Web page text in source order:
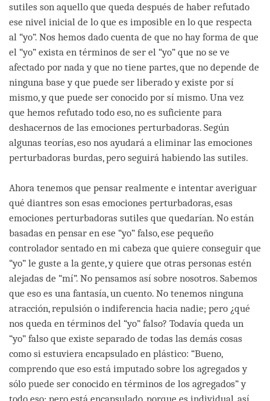
sutiles son aquello que queda después de haber refutado
ese nivel inicial de lo que es imposible en lo que respecta
al “yo”. Nos hemos dado cuenta de que no hay forma de que
el “yo” exista en términos de ser el “yo” que no se ve
afectado por nada y que no tiene partes, que no depende de
ninguna base y que puede ser liberado y existe por sí
mismo, y que puede ser conocido por sí mismo. Una vez
que hemos refutado todo eso, no es suficiente para
deshacernos de las emociones perturbadoras. Según
algunas teorías, eso nos ayudará a eliminar las emociones
perturbadoras burdas, pero seguirá habiendo las sutiles.
Ahora tenemos que pensar realmente e intentar averiguar
qué diantres son esas emociones perturbadoras, esas
emociones perturbadoras sutiles que quedarían. No están
basadas en pensar en ese “yo” falso, ese pequeño
controlador sentado en mi cabeza que quiere conseguir que
“yo” le guste a la gente, y quiere que otras personas estén
alejadas de “mí”. No pensamos así sobre nosotros. Sabemos
que eso es una fantasía, un cuento. No tenemos ninguna
atracción, repulsión o indiferencia hacia nadie; pero ¿qué
nos queda en términos del “yo” falso? Todavía queda un
“yo” falso que existe separado de todas las demás cosas
como si estuviera encapsulado en plástico: “Bueno,
comprendo que eso está imputado sobre los agregados y
sólo puede ser conocido en términos de los agregados” y